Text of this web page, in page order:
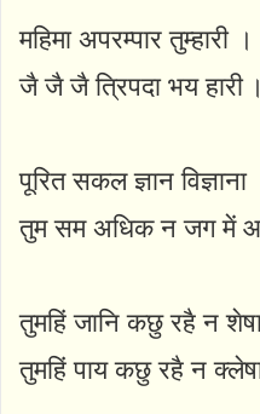
महिमा अपरम्पार तुम्हारी ।
जै जै जै त्रिपदा भय हारी
पूरित सकल ज्ञान विज्ञाना
तुम सम अधिक न जग में
तुमहिं जानि कछु रहै न
तुमहिं पाय कछु रहै न